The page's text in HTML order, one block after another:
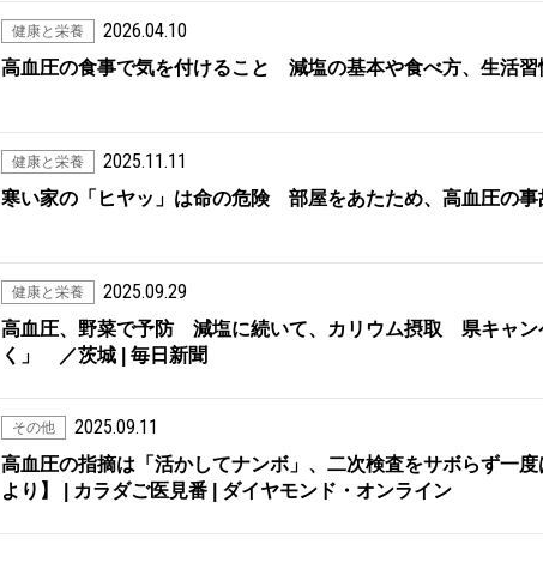
健康と栄養 2026.04.10
高血圧の食事で気を付けること 減塩の基本や食べ方、生活習
健康と栄養 2025.11.11
寒い家の「ヒヤッ」は命の危険 部屋をあたため、高血圧の事
健康と栄養 2025.09.29
高血圧、野菜で予防 減塩に続いて、カリウム摂取 県キャ
く」 ／茨城 | 毎日新聞
その他 2025.09.11
高血圧の指摘は「活かしてナンボ」、二次検査をサボらず一
より】 | カラダご医見番 | ダイヤモンド・オンライン